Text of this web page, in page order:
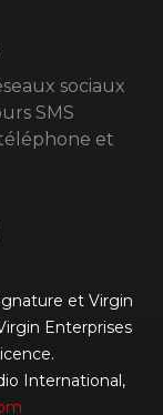
sociaux
SMS
et
et Virgin
Enterprises
International,